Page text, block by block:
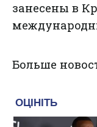
занесены в
Больше